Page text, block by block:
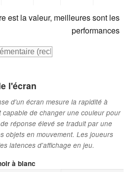
est la valeur, meilleures sont les
performances
l'écran
d'un écran mesure la rapidité à
capable de changer une couleur pour
réponse élevé se traduit par une
objets en mouvement. Les joueurs
latences d'affichage en jeu.
à blanc